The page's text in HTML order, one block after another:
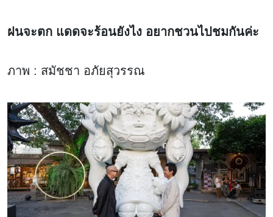
ฝนจะตก แดดจะร้อนยังไง อยากชวนไปชมกันค่ะ
ภาพ : สมัชชา อภัยสุวรรณ